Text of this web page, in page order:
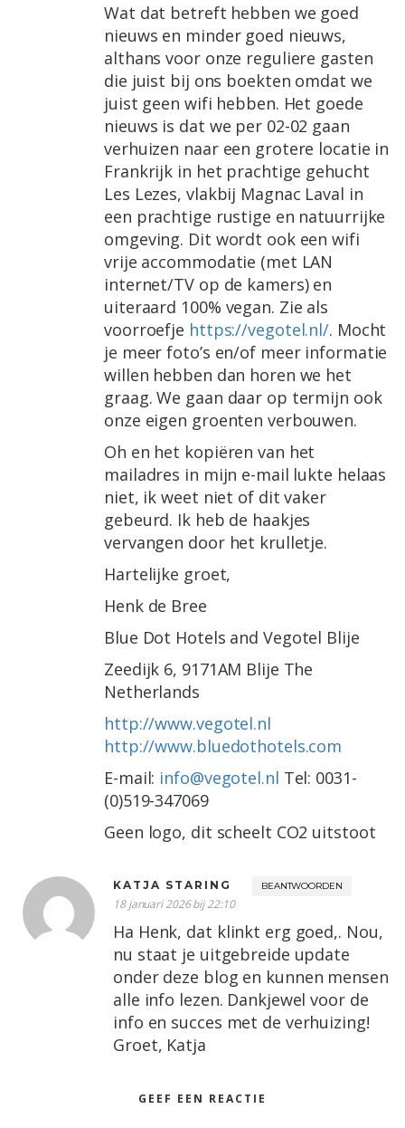
Wat dat betreft hebben we goed
nieuws en minder goed nieuws,
althans voor onze reguliere gasten
die juist bij ons boekten omdat we
juist geen wifi hebben. Het goede
nieuws is dat we per 02-02 gaan
verhuizen naar een grotere locatie in
Frankrijk in het prachtige gehucht
Les Lezes, vlakbij Magnac Laval in
een prachtige rustige en natuurrijke
omgeving. Dit wordt ook een wifi
vrije accommodatie (met LAN
internet/TV op de kamers) en
uiteraard 100% vegan. Zie als
voorroefje https://vegotel.nl/. Mocht
je meer foto’s en/of meer informatie
willen hebben dan horen we het
graag. We gaan daar op termijn ook
onze eigen groenten verbouwen.
Oh en het kopiëren van het
mailadres in mijn e-mail lukte helaas
niet, ik weet niet of dit vaker
gebeurd. Ik heb de haakjes
vervangen door het krulletje.
Hartelijke groet,
Henk de Bree
Blue Dot Hotels and Vegotel Blije
Zeedijk 6, 9171AM Blije The
Netherlands
http://www.vegotel.nl
http://www.bluedothotels.com
E-mail: info@vegotel.nl Tel: 0031-
(0)519-347069
Geen logo, dit scheelt CO2 uitstoot
KATJA STARING BEANTWOORDEN
18 januari 2026 bij 22:10
Ha Henk, dat klinkt erg goed,. Nou,
nu staat je uitgebreide update
onder deze blog en kunnen mensen
alle info lezen. Dankjewel voor de
info en succes met de verhuizing!
Groet, Katja
GEEF EEN REACTIE